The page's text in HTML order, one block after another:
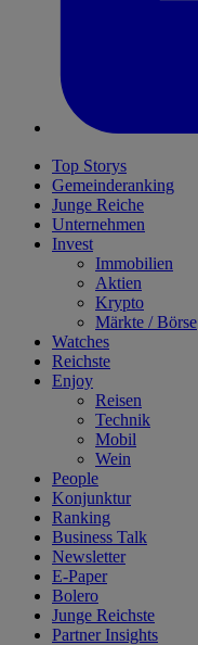
Top Storys
Gemeinderanking
Junge Reiche
Unternehmen
Invest
Immobilien
Aktien
Krypto
Märkte / Börse
Watches
Reichste
Enjoy
Reisen
Technik
Mobil
Wein
People
Konjunktur
Ranking
Business Talk
Newsletter
E-Paper
Bolero
Junge Reichste
Partner Insights